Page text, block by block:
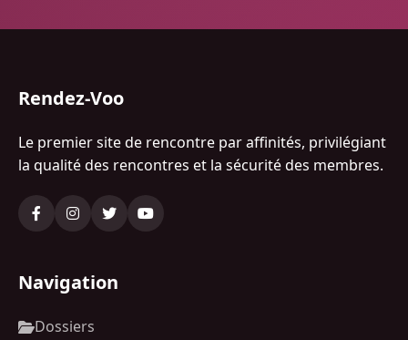
Rendez-Voo
Le premier site de rencontre par affinités, privilégiant
la qualité des rencontres et la sécurité des membres.
Navigation
Dossiers